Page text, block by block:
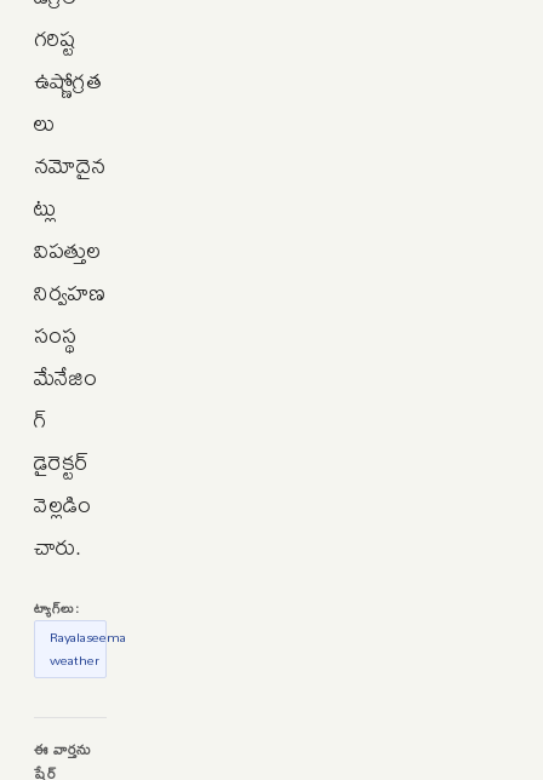
గరిష్ట
ఉష్ణోగ్రత
లు
నమోదైన
ట్లు
విపత్తుల
నిర్వహణ
సంస్థ
మేనేజిం
గ్‌
డైరెక్టర్‌
వెల్లడిం
చారు.
ట్యాగ్‌లు:
Rayalaseema
weather
ఈ వార్తను
షేర్